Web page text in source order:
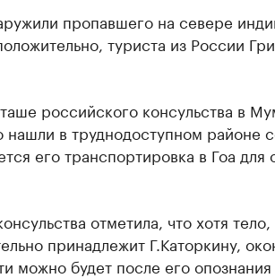
пропавшего на севере
туриста из России
российского консульства в
нашли в труднодоступном районе
его транспортировка в Гоа для
отметила, что хотя
принадлежит Г.Каторкину,
можно будет после его опознания